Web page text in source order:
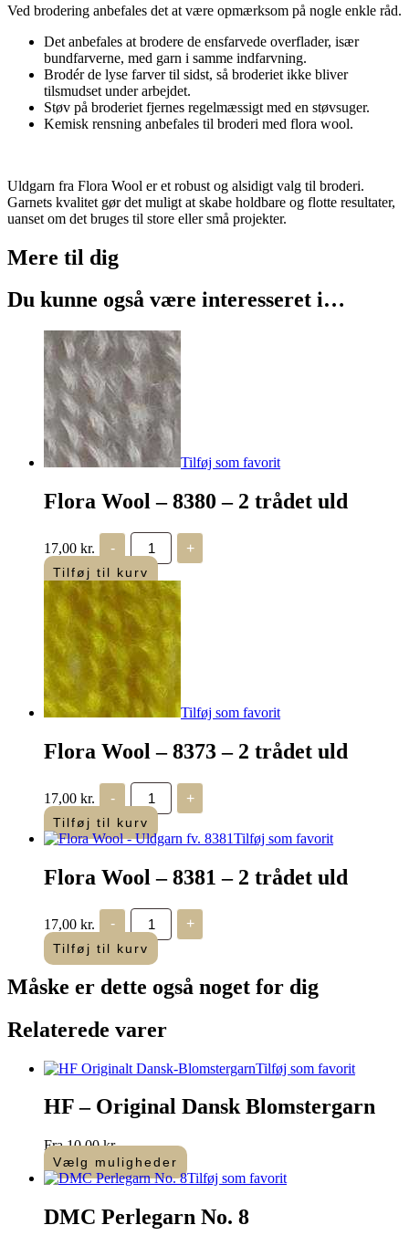
Ved brodering anbefales det at være opmærksom på nogle enkle råd.
Det anbefales at brodere de ensfarvede overflader, især
bundfarverne, med garn i samme indfarvning.
Brodér de lyse farver til sidst, så broderiet ikke bliver
tilsmudset under arbejdet.
Støv på broderiet fjernes regelmæssigt med en støvsuger.
Kemisk rensning anbefales til broderi med flora wool.
Uldgarn fra Flora Wool er et robust og alsidigt valg til broderi.
Garnets kvalitet gør det muligt at skabe holdbare og flotte resultater,
uanset om det bruges til store eller små projekter.
Mere til dig
Du kunne også være interesseret i…
Tilføj som favorit
Flora Wool – 8380 – 2 trådet uld
17,00 kr. -
Flora
Wool
-
8380
-
2
trådet
uld
antal
+
Tilføj til kurv
Tilføj som favorit
Flora Wool – 8373 – 2 trådet uld
17,00 kr. -
Flora
Wool
-
8373
-
trådet
antal
+
Tilføj til kurv
Tilføj som favorit
Flora Wool – 8381 – 2 trådet uld
17,00 kr. -
Flora
Wool
-
8381
2
antal
+
Tilføj til kurv
Måske er dette også noget for dig
Relaterede varer
Tilføj som favorit
HF – Original Dansk Blomstergarn
Fra10,00kr.
Vælg muligheder
Dette
har
flere
Tilføj som favorit
DMC Perlegarn No. 8